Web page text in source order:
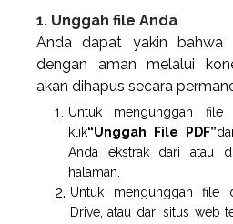
1. Unggah file Anda
Anda dapat yakin bahwa
dengan aman melalui
akan dihapus secara
Untuk mengunggah file
klik“Unggah File PDF”
Anda ekstrak dari atau
halaman.
Untuk mengunggah file
Drive, atau dari situs web